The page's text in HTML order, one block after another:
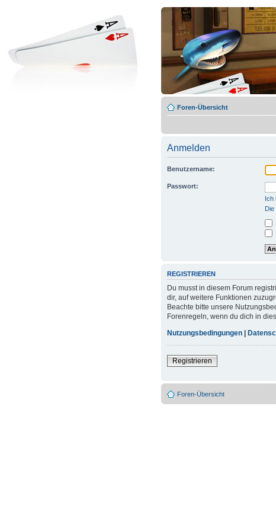
Foren-Übersicht
Anmelden
Benutzername:
Passwort:
Ich
REGISTRIEREN
Du musst in diesem Forum
dir, auf weitere Funktionen
Beachte bitte unsere
Forenregeln, wenn du dich in
Nutzungsbedingungen |
Registrieren
Foren-Übersicht